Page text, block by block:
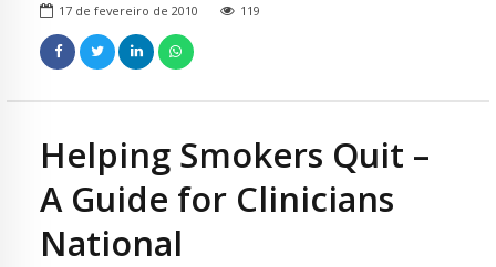
17 de fevereiro de 2010 119
Helping Smokers Quit –
A Guide for Clinicians
National